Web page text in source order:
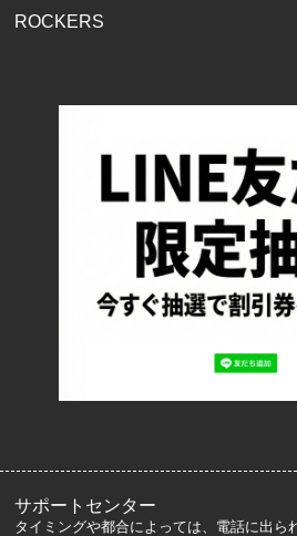
ROCKERS
配送・送料について
返品について
お支払い方法について
特定商取引法に基づく表記
プライバシーポリシー
ロッカーズについて
サポートセンター
タイミングや都合によっては、電話に出ら